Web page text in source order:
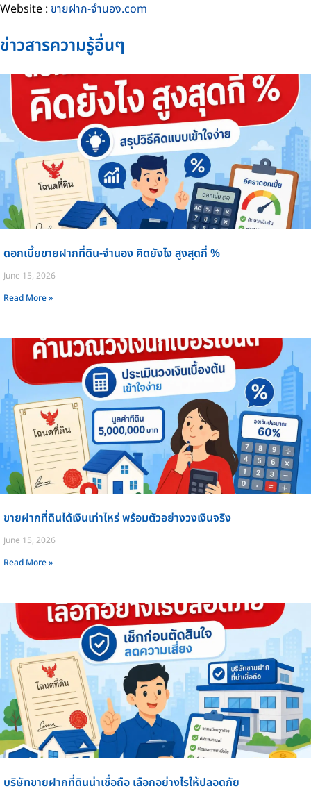
Website : ขายฝาก-จำนอง.com
ข่าวสารความรู้อื่นๆ
ดอกเบี้ยขายฝากที่ดิน-จำนอง คิดยังไง สูงสุดกี่ %
June 15, 2026
Read More »
ขายฝากที่ดินได้เงินเท่าไหร่ พร้อมตัวอย่างวงเงินจริง
June 15, 2026
Read More »
บริษัทขายฝากที่ดินน่าเชื่อถือ เลือกอย่างไรให้ปลอดภัย